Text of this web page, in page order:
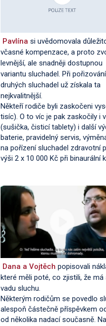
Pavlína si uvědomovala
včasné kompenzace, a proto
levnější, ale snadněji dostupnou
variantu sluchadel. Při pořizování
druhých sluchadel už získala ta
nejkvalitnější.
Někteří rodiče byli zaskočeni
tisíc). O to víc je pak zaskočily i
(sušička, čisticí tablety) i další
baterie, pravidelný servis,
na pořízení sluchadel zdravotní
výši 2 x 10 000 Kč při binaurální
Dana a Vojtěch popisovali
které měli poté, co zjistili, že má
vadu sluchu.
Některým rodičům se povedlo
alespoň částečně příspěvkem
od několika nadací současně.